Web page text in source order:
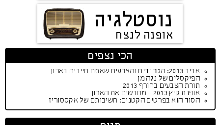
נוסטלגיה
אופנה לנצח
הכי נצפים
אביב 2013: הטרנדים והצבעים שאתם חייבים בארון
הפיקסלים של נגה מן
תורת הצבעים בחורף 2013
אופנת קיץ 2013 - מחדשים את הארון
הסוד הוא בפרטים הקטנים: חשיבותם של אקססוריז